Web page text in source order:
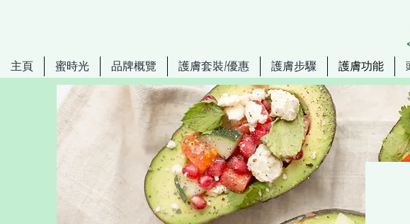
主頁 蜜時光 品牌概覽 護膚套裝/優惠 護膚步驟 護膚功能